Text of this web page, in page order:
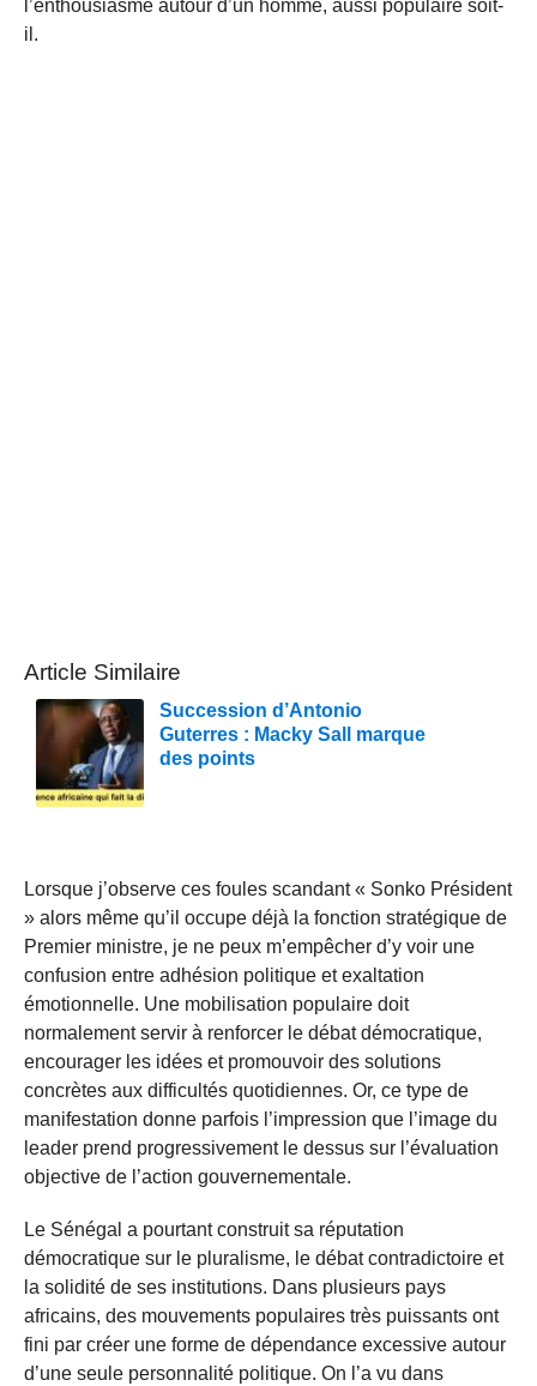
l’enthousiasme autour d’un homme, aussi populaire soit-
il.
Article Similaire
Succession d’Antonio
Guterres : Macky Sall marque
des points
Lorsque j’observe ces foules scandant « Sonko Président
» alors même qu’il occupe déjà la fonction stratégique de
Premier ministre, je ne peux m’empêcher d’y voir une
confusion entre adhésion politique et exaltation
émotionnelle. Une mobilisation populaire doit
normalement servir à renforcer le débat démocratique,
encourager les idées et promouvoir des solutions
concrètes aux difficultés quotidiennes. Or, ce type de
manifestation donne parfois l’impression que l’image du
leader prend progressivement le dessus sur l’évaluation
objective de l’action gouvernementale.
Le Sénégal a pourtant construit sa réputation
démocratique sur le pluralisme, le débat contradictoire et
la solidité de ses institutions. Dans plusieurs pays
africains, des mouvements populaires très puissants ont
fini par créer une forme de dépendance excessive autour
d’une seule personnalité politique. On l’a vu dans